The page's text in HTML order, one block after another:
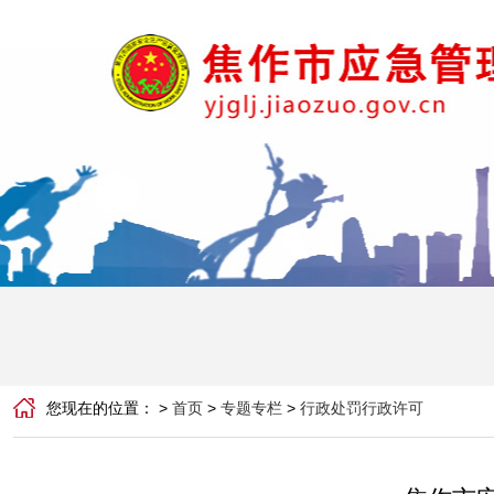
您现在的位置： > 首页 > 专题专栏 > 行政处罚行政许可